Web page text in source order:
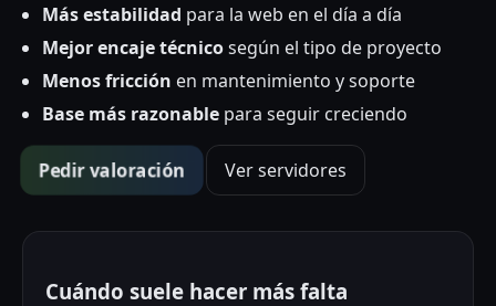
Más estabilidad para la web en el día a día
Mejor encaje técnicosegún el tipo de proyecto
Menos fricción en mantenimiento y soporte
Base más razonable para seguir creciendo
Pedir valoración Ver servidores
Cuándo suele hacer más falta